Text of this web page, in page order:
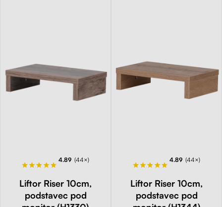
4.89 (44×)
Liftor Riser 10cm,
podstavec pod
4.89 (44×)
Liftor Riser 10cm,
podstavec pod